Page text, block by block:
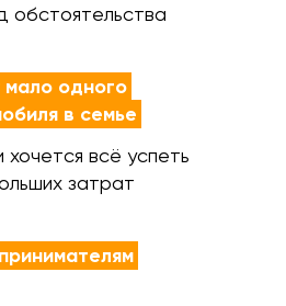
обстоятельства
мало одного
в семье
всё успеть
затрат